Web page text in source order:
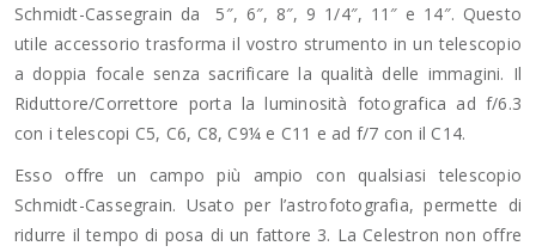
Schmidt-Cassegrain da 5″, 6″, 8″, 9 1/4″, 11″ e 14″. Questo
utile accessorio trasforma il vostro strumento in un telescopio
a doppia focale senza sacrificare la qualità delle immagini. Il
Riduttore/Correttore porta la luminosità fotografica ad f/6.3
con i telescopi C5, C6, C8, C9¼ e C11 e ad f/7 con il C14.
Esso offre un campo più ampio con qualsiasi telescopio
Schmidt-Cassegrain. Usato per l’astrofotografia, permette di
ridurre il tempo di posa di un fattore 3. La Celestron non offre